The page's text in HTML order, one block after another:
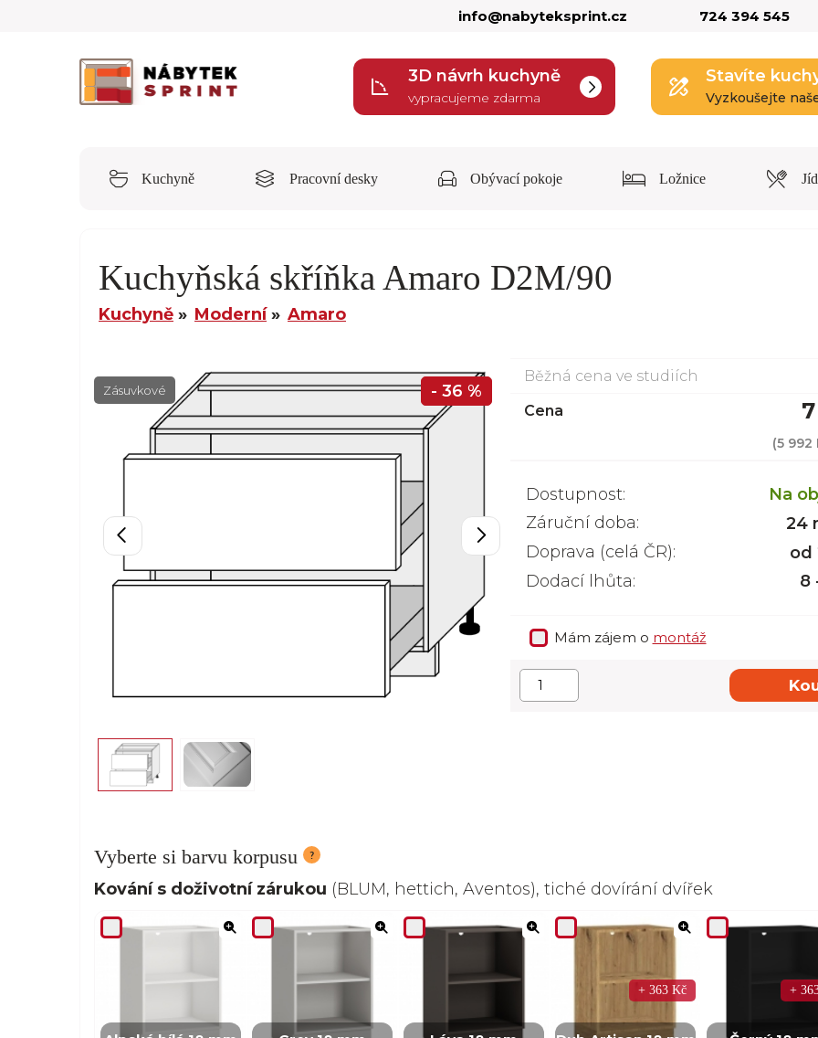
info@nabyteksprint.cz 724 394 545
3D návrh kuchyně
vypracujeme zdarma
Stavíte
Vyzkoušejte
Kuchyně Pracovní desky Obývací pokoje Ložnice
Kuchyňská skříňka Amaro D2M/90
Kuchyně Moderní Amaro
Zásuvkové - 36 %
Běžná cena ve studiích
Cena
(5 992
Dostupnost:
Na
Záruční doba:
24
Doprava (celá ČR):
od
Dodací lhůta:
8
Mám zájem o montáž
Vyberte si barvu korpusu
Kování s doživotní zárukou (BLUM, hettich, Aventos), tiché dovírání dvířek
+ 363 Kč +